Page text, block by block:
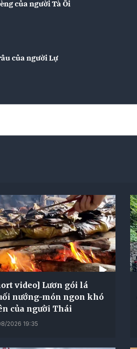
của người Tà Ôi
của người Lự
video] Lươn gói lá
nướng-món ngon khó
của người Thái
2026 19:35